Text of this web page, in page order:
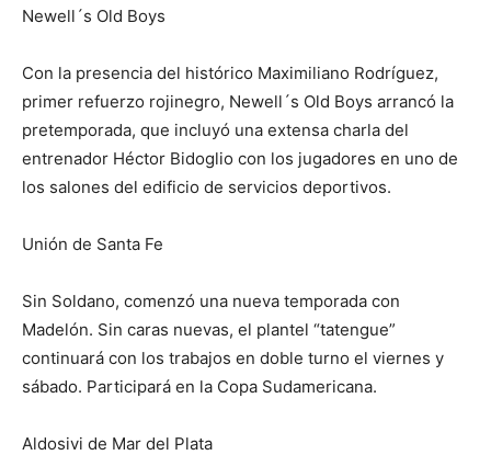
Newell´s Old Boys
Con la presencia del histórico Maximiliano Rodríguez,
primer refuerzo rojinegro, Newell´s Old Boys arrancó la
pretemporada, que incluyó una extensa charla del
entrenador Héctor Bidoglio con los jugadores en uno de
los salones del edificio de servicios deportivos.
Unión de Santa Fe
Sin Soldano, comenzó una nueva temporada con
Madelón. Sin caras nuevas, el plantel “tatengue”
continuará con los trabajos en doble turno el viernes y
sábado. Participará en la Copa Sudamericana.
Aldosivi de Mar del Plata